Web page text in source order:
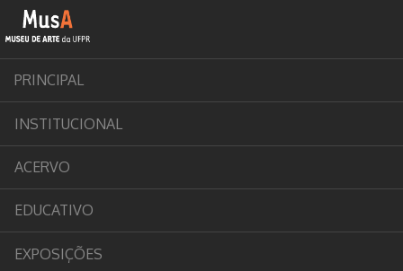
PRINCIPAL
INSTITUCIONAL
ACERVO
EDUCATIVO
EXPOSIÇÕES